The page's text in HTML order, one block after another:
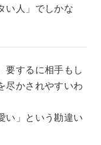
い人」でしかな
要するに相手もし
尽かされやすいわ
い」という勘違い